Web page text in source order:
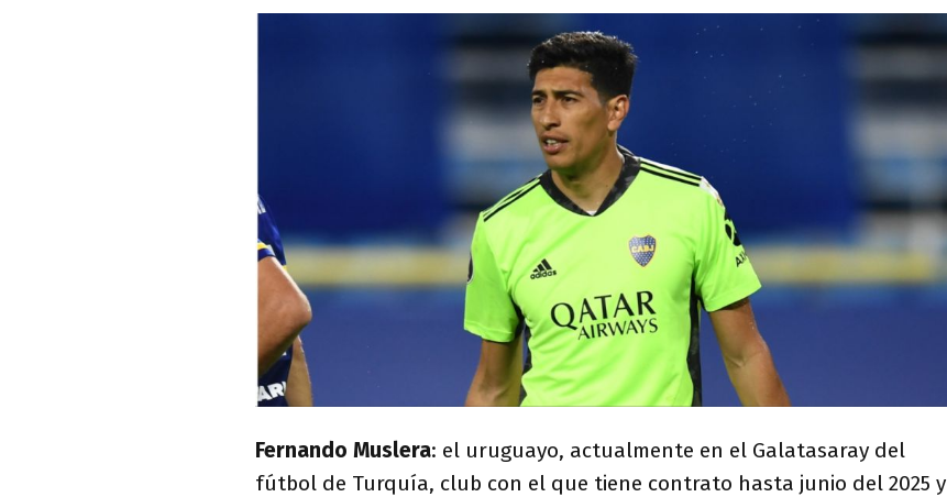
Fernando Muslera: el uruguayo, actualmente en el Galatasaray del
fútbol de Turquía, club con el que tiene contrato hasta junio del 2025 y